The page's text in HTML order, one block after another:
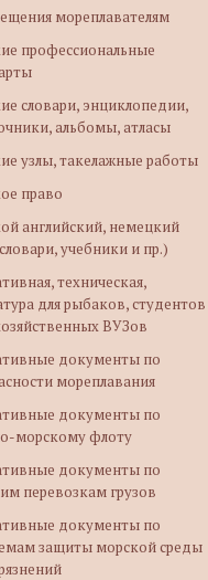
мореплавателям
профессиональные
словари, энциклопедии,
альбомы, атласы
узлы, такелажные работы
право
английский, немецкий
учебники и пр.)
техническая,
для рыбаков, студентов
ВУЗов
документы по
мореплавания
документы по
морскому флоту
документы по
перевозкам грузов
документы по
защиты морской среды